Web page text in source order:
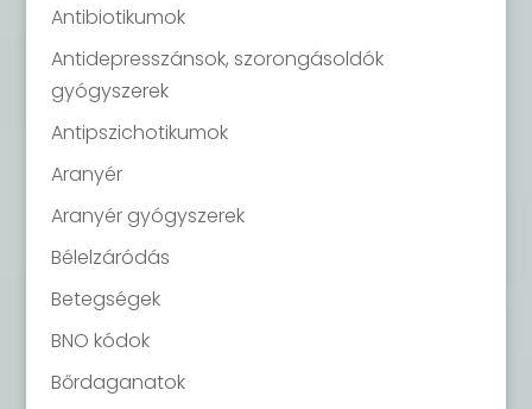
Antibiotikumok
Antidepresszánsok, szorongásoldók
gyógyszerek
Antipszichotikumok
Aranyér
Aranyér gyógyszerek
Bélelzáródás
Betegségek
BNO kódok
Bőrdaganatok